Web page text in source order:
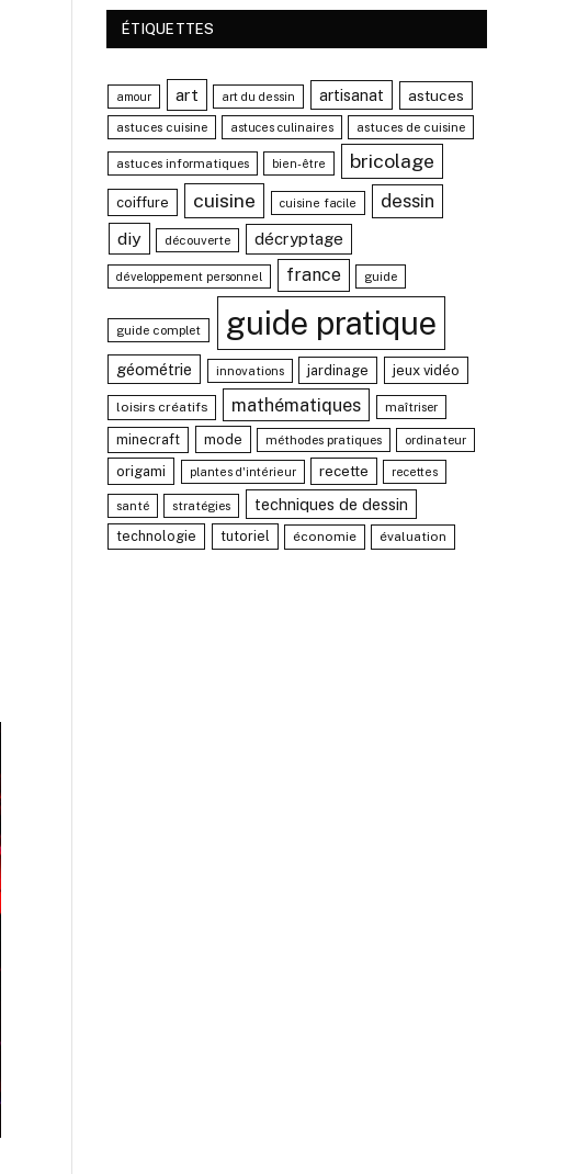
ÉTIQUETTES
amour art art du dessin artisanat astuces
astuces cuisine astuces culinaires astuces de cuisine
astuces informatiques bien-être bricolage
coiffure cuisine cuisine facile dessin
diy découverte décryptage
développement personnel france guide
guide complet guide pratique
géométrie innovations jardinage jeux vidéo
loisirs créatifs mathématiques maîtriser
minecraft mode méthodes pratiques ordinateur
origami plantes d'intérieur recette recettes
santé stratégies techniques de dessin
technologie tutoriel économie évaluation